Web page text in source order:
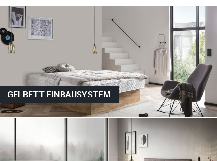
GELBETT EINBAUSYSTEM